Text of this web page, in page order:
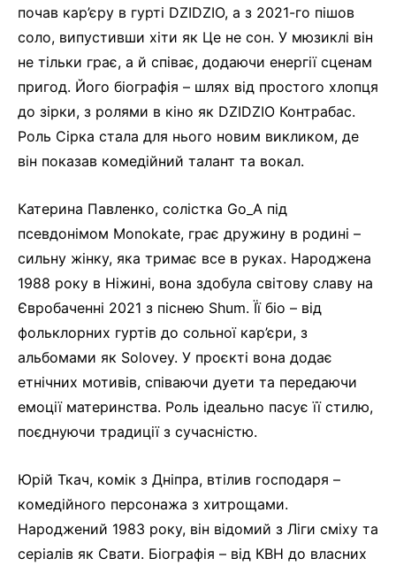
почав кар’єру в гурті DZIDZIO, а з 2021-го пішов
соло, випустивши хіти як Це не сон. У мюзиклі він
не тільки грає, а й співає, додаючи енергії сценам
пригод. Його біографія – шлях від простого хлопця
до зірки, з ролями в кіно як DZIDZIO Контрабас.
Роль Сірка стала для нього новим викликом, де
він показав комедійний талант та вокал.
Катерина Павленко, солістка Go_A під
псевдонімом Monokate, грає дружину в родині –
сильну жінку, яка тримає все в руках. Народжена
1988 року в Ніжині, вона здобула світову славу на
Євробаченні 2021 з піснею Shum. Її біо – від
фольклорних гуртів до сольної кар’єри, з
альбомами як Solovey. У проєкті вона додає
етнічних мотивів, співаючи дуети та передаючи
емоції материнства. Роль ідеально пасує її стилю,
поєднуючи традиції з сучасністю.
Юрій Ткач, комік з Дніпра, втілив господаря –
комедійного персонажа з хитрощами.
Народжений 1983 року, він відомий з Ліги сміху та
серіалів як Свати. Біографія – від КВН до власних